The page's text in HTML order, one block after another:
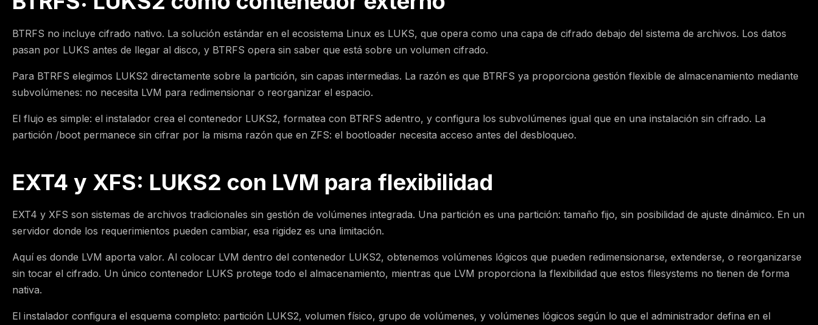
BTRFS no incluye cifrado nativo. La solución estándar en el ecosistema Linux es LUKS, que opera como una capa de cifrado debajo del sistema de archivos. Los datos
pasan por LUKS antes de llegar al disco, y BTRFS opera sin saber que está sobre un volumen cifrado.
Para BTRFS elegimos LUKS2 directamente sobre la partición, sin capas intermedias. La razón es que BTRFS ya proporciona gestión flexible de almacenamiento mediante
subvolúmenes: no necesita LVM para redimensionar o reorganizar el espacio.
El flujo es simple: el instalador crea el contenedor LUKS2, formatea con BTRFS adentro, y configura los subvolúmenes igual que en una instalación sin cifrado. La
partición /boot permanece sin cifrar por la misma razón que en ZFS: el bootloader necesita acceso antes del desbloqueo.
EXT4 y XFS: LUKS2 con LVM para flexibilidad
EXT4 y XFS son sistemas de archivos tradicionales sin gestión de volúmenes integrada. Una partición es una partición: tamaño fijo, sin posibilidad de ajuste dinámico. En un
servidor donde los requerimientos pueden cambiar, esa rigidez es una limitación.
Aquí es donde LVM aporta valor. Al colocar LVM dentro del contenedor LUKS2, obtenemos volúmenes lógicos que pueden redimensionarse, extenderse, o reorganizarse
sin tocar el cifrado. Un único contenedor LUKS protege todo el almacenamiento, mientras que LVM proporciona la flexibilidad que estos filesystems no tienen de forma
nativa.
El instalador configura el esquema completo: partición LUKS2, volumen físico, grupo de volúmenes, y volúmenes lógicos según lo que el administrador defina en el